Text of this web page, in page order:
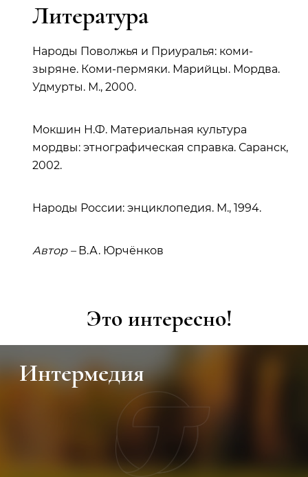
Литература
Народы Поволжья и Приуралья: коми-
зыряне. Коми-пермяки. Марийцы. Мордва.
Удмурты. М., 2000.
Мокшин Н.Ф. Материальная культура
мордвы: этнографическая справка. Саранск,
2002.
Народы России: энциклопедия. М., 1994.
Автор – В.А. Юрчёнков
Это интересно!
Интермедия